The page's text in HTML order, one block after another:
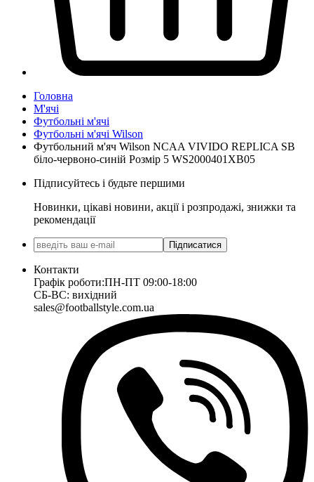
Головна
М'ячі
Футбольні м'ячі
Футбольні м'ячі Wilson
Футбольний м'яч Wilson NCAA VIVIDO REPLICA SB
біло-червоно-синій Розмір 5 WS2000401XB05
Підписуйтесь і будьте першими
Новинки, цікаві новини, акції і розпродажі, знижки та
рекомендації
Підписатися
Контакти
Графік роботи:ПН-ПТ 09:00-18:00
СБ-ВС: вихідний
sales@footballstyle.com.ua